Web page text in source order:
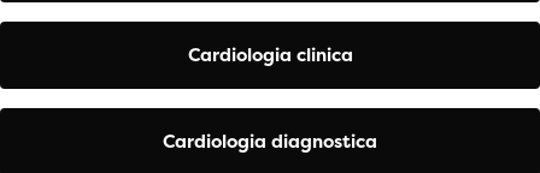
Cardiologia clinica
Cardiologia diagnostica